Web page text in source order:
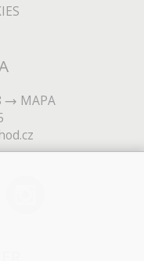
MAPA